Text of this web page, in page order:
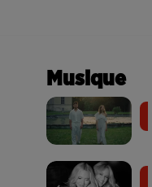
Musique